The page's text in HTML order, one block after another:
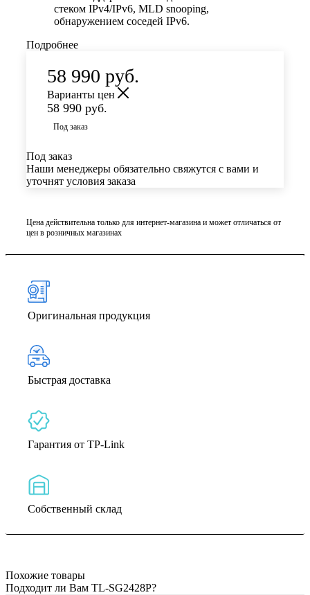
стеком IPv4/IPv6, MLD snooping,
обнаружением соседей IPv6.
Подробнее
58 990 руб.
Варианты цен
58 990 руб.
Под заказ
Под заказ
Наши менеджеры обязательно свяжутся с вами и
уточнят условия заказа
Цена действительна только для интернет-магазина и может отличаться от
цен в розничных магазинах
Оригинальная продукция
Быстрая доставка
Гарантия от TP-Link
Собственный склад
Похожие товары
Подходит ли Вам TL-SG2428P?